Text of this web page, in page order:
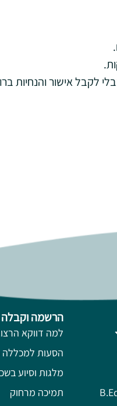
לקבל אישור והנחיות
הרשמה וקבלה
למה דווקא
הסעות
מלגות וסיוע
תמיכה מרחוק